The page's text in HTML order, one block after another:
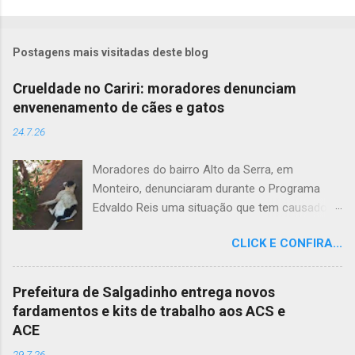
Postagens mais visitadas deste blog
Crueldade no Cariri: moradores denunciam
envenenamento de cães e gatos
24.7.26
Moradores do bairro Alto da Serra, em
Monteiro, denunciaram durante o Programa
Edvaldo Reis uma situação que tem causado
e gatos estariam sendo envenenados na
comunidade, provocando mortes marcadas
por intenso sofrimento dos animais. De acordo
com uma moradora, os casos vêm se
CLICK E CONFIRA...
Prefeitura de Salgadinho entrega novos
fardamentos e kits de trabalho aos ACS e
ACE